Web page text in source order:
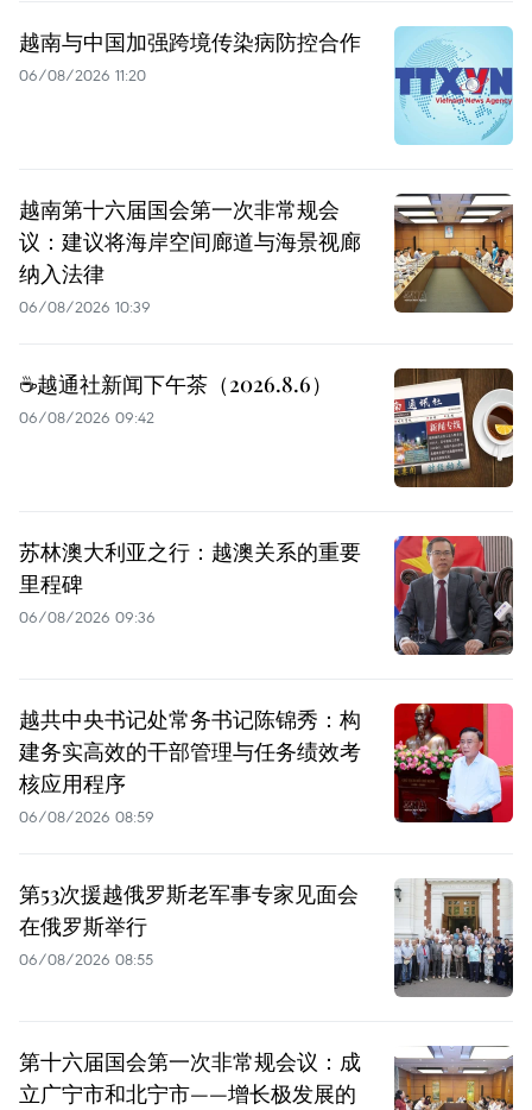
越南与中国加强跨境传染病防控合作
06/08/2026 11:20
越南第十六届国会第一次非常规会
议：建议将海岸空间廊道与海景视廊
纳入法律
06/08/2026 10:39
☕️越通社新闻下午茶（2026.8.6）
06/08/2026 09:42
苏林澳大利亚之行：越澳关系的重要
里程碑
06/08/2026 09:36
越共中央书记处常务书记陈锦秀：构
建务实高效的干部管理与任务绩效考
核应用程序
06/08/2026 08:59
第53次援越俄罗斯老军事专家见面会
在俄罗斯举行
06/08/2026 08:55
第十六届国会第一次非常规会议：成
立广宁市和北宁市——增长极发展的